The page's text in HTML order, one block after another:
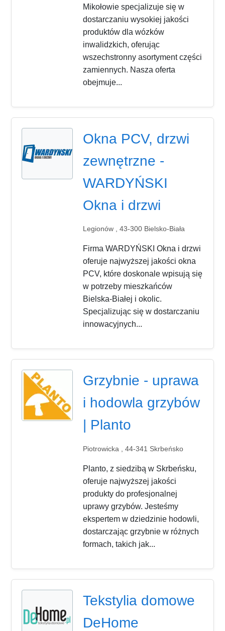
Mikołowie specjalizuje się w
dostarczaniu wysokiej jakości
produktów dla wózków
inwalidzkich, oferując
wszechstronny asortyment części
zamiennych. Nasza oferta
obejmuje...
Okna PCV, drzwi
zewnętrzne -
WARDYŃSKI
Okna i drzwi
Legionów , 43-300 Bielsko-Biała
Firma WARDYŃSKI Okna i drzwi
oferuje najwyższej jakości okna
PCV, które doskonale wpisują się
w potrzeby mieszkańców
Bielska-Białej i okolic.
Specjalizując się w dostarczaniu
innowacyjnych...
Grzybnie - uprawa
i hodowla grzybów
| Planto
Piotrowicka , 44-341 Skrbeńsko
Planto, z siedzibą w Skrbeńsku,
oferuje najwyższej jakości
produkty do profesjonalnej
uprawy grzybów. Jesteśmy
ekspertem w dziedzinie hodowli,
dostarczając grzybnie w różnych
formach, takich jak...
Tekstylia domowe
DeHome